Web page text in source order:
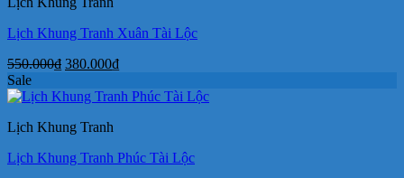
Lịch Khung Tranh Xuân Tài Lộc
550.000₫ Giá
là:
380.000₫Giá
tại
Sale
Lịch Khung Tranh
Lịch Khung Tranh Phúc Tài Lộc